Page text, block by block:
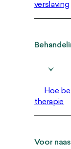
verslaving
Hoe
therapie
Voor